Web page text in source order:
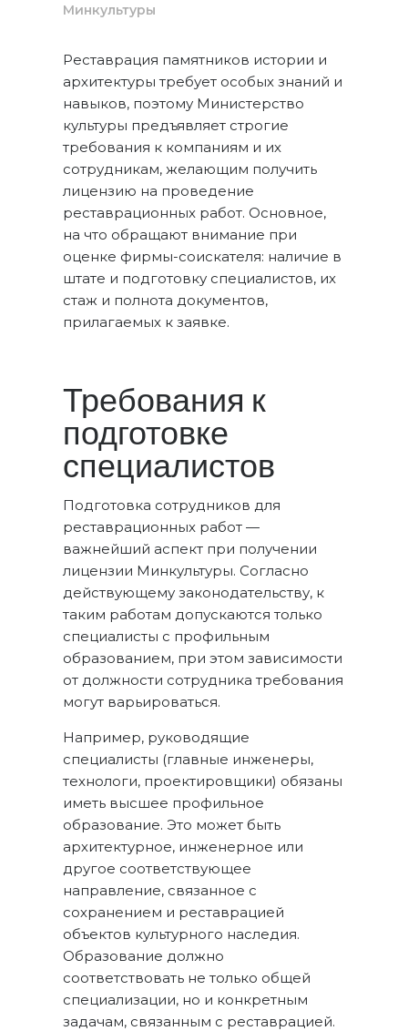
Минкультуры
Реставрация памятников истории и
архитектуры требует особых знаний и
навыков, поэтому Министерство
культуры предъявляет строгие
требования к компаниям и их
сотрудникам, желающим получить
лицензию на проведение
реставрационных работ. Основное,
на что обращают внимание при
оценке фирмы-соискателя: наличие в
штате и подготовку специалистов, их
стаж и полнота документов,
прилагаемых к заявке.
Требования к
подготовке
специалистов
Подготовка сотрудников для
реставрационных работ —
важнейший аспект при получении
лицензии Минкультуры. Согласно
действующему законодательству, к
таким работам допускаются только
специалисты с профильным
образованием, при этом зависимости
от должности сотрудника требования
могут варьироваться.
Например, руководящие
специалисты (главные инженеры,
технологи, проектировщики) обязаны
иметь высшее профильное
образование. Это может быть
архитектурное, инженерное или
другое соответствующее
направление, связанное с
сохранением и реставрацией
объектов культурного наследия.
Образование должно
соответствовать не только общей
специализации, но и конкретным
задачам, связанным с реставрацией.